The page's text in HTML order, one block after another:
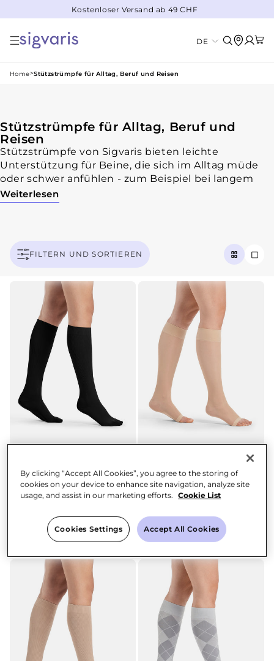
DIREKT ZUM INHALT
Kostenloser Versand ab 49 CHF
S
h
DE Einloggen
Home Stützstrümpfe für Alltag, Beruf und Reisen
Kategorie:
Stützstrümpfe für Alltag, Beruf und
Reisen
Stützstrümpfe von Sigvaris bieten leichte
Unterstützung für Beine, die sich im Alltag müde
oder schwer anfühlen - zum Beispiel bei langem
Sitzen, langem Stehen oder auf Reisen. In dieser
Kategorie findest du Modelle für Damen, Herren
Je nach Modell unterscheiden sich Material, Farbe,
Passform und Fussspitze. Mit den Filtern kannst du
Produktlinie und Fussspitze eingrenzen.
Weiterlesen
FILTERN UND SORTIEREN
dune
Light
green
anthracite
+2
TRAVENO
Reisestrümpfe
Verkaufspreis
skin
DAMEN
DELILAH 140D mesh
Kniestrümpfe offene
Fussspitze
Verkaufspreis
CHF 26.90
By clicking “Accept All Cookies”, you agree to the storing of
cookies on your device to enhance site navigation, analyze site
usage, and assist in our marketing efforts.
Cookie List
Cookies Settings Accept All Cookies